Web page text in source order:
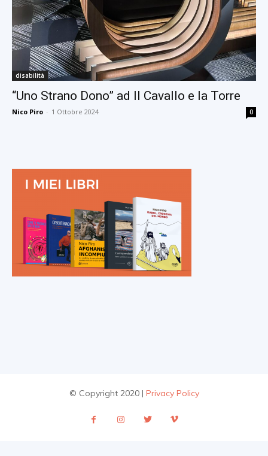
disabilità
“Uno Strano Dono” ad Il Cavallo e la Torre
Nico Piro - 1 Ottobre 2024 0
© Copyright 2020 | Privacy Policy